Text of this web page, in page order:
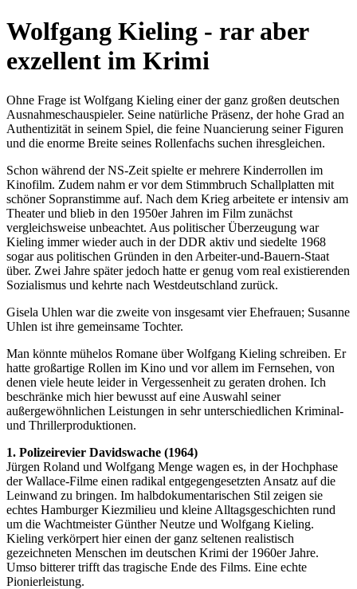
Wolfgang Kieling - rar aber
exzellent im Krimi
Ohne Frage ist Wolfgang Kieling einer der ganz großen deutschen
Ausnahmeschauspieler. Seine natürliche Präsenz, der hohe Grad an
Authentizität in seinem Spiel, die feine Nuancierung seiner Figuren
und die enorme Breite seines Rollenfachs suchen ihresgleichen.
Schon während der NS-Zeit spielte er mehrere Kinderrollen im
Kinofilm. Zudem nahm er vor dem Stimmbruch Schallplatten mit
schöner Sopranstimme auf. Nach dem Krieg arbeitete er intensiv am
Theater und blieb in den 1950er Jahren im Film zunächst
vergleichsweise unbeachtet. Aus politischer Überzeugung war
Kieling immer wieder auch in der DDR aktiv und siedelte 1968
sogar aus politischen Gründen in den Arbeiter-und-Bauern-Staat
über. Zwei Jahre später jedoch hatte er genug vom real existierenden
Sozialismus und kehrte nach Westdeutschland zurück.
Gisela Uhlen war die zweite von insgesamt vier Ehefrauen; Susanne
Uhlen ist ihre gemeinsame Tochter.
Man könnte mühelos Romane über Wolfgang Kieling schreiben. Er
hatte großartige Rollen im Kino und vor allem im Fernsehen, von
denen viele heute leider in Vergessenheit zu geraten drohen. Ich
beschränke mich hier bewusst auf eine Auswahl seiner
außergewöhnlichen Leistungen in sehr unterschiedlichen Kriminal-
und Thrillerproduktionen.
1. Polizeirevier Davidswache (1964)
Jürgen Roland und Wolfgang Menge wagen es, in der Hochphase
der Wallace-Filme einen radikal entgegengesetzten Ansatz auf die
Leinwand zu bringen. Im halbdokumentarischen Stil zeigen sie
echtes Hamburger Kiezmilieu und kleine Alltagsgeschichten rund
um die Wachtmeister Günther Neutze und Wolfgang Kieling.
Kieling verkörpert hier einen der ganz seltenen realistisch
gezeichneten Menschen im deutschen Krimi der 1960er Jahre.
Umso bitterer trifft das tragische Ende des Films. Eine echte
Pionierleistung.